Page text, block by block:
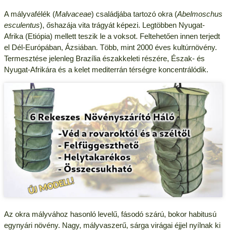
A mályvafélék (Malvaceae) családjába tartozó okra (Abelmoschus
esculentus), őshazája vita trágyát képezi. Legtöbben Nyugat-
Afrika (Etiópia) mellett teszik le a voksot. Feltehetően innen terjedt
el Dél-Európában, Ázsiában. Több, mint 2000 éves kultúrnövény.
Termesztése jelenleg Brazília északkeleti részére, Észak- és
Nyugat-Afrikára és a kelet mediterrán térségre koncentrálódik.
Az okra mályvához hasonló levelű, fásodó szárú, bokor habitusú
egynyári növény. Nagy, mályvaszerű, sárga virágai éjjel nyílnak ki